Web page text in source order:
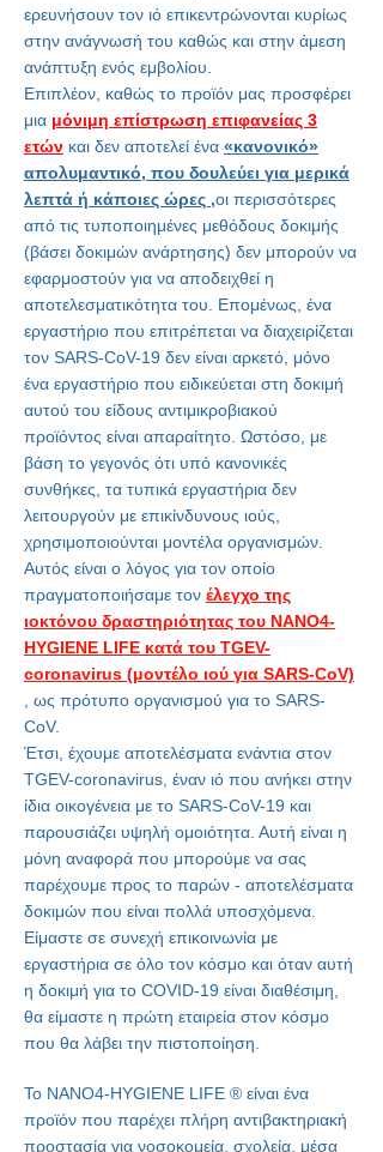
ερευνήσουν τον ιό επικεντρώνονται κυρίως
στην ανάγνωσή του καθώς και στην άμεση
ανάπτυξη ενός εμβολίου.
Επιπλέον, καθώς το προϊόν μας προσφέρει
μια μόνιμη επίστρωση επιφανείας 3
ετών και δεν αποτελεί ένα «κανονικό»
απολυμαντικό, που δουλεύει για μερικά
λεπτά ή κάποιες ώρες ,οι περισσότερες
από τις τυποποιημένες μεθόδους δοκιμής
(βάσει δοκιμών ανάρτησης) δεν μπορούν να
εφαρμοστούν για να αποδειχθεί η
αποτελεσματικότητα του. Επομένως, ένα
εργαστήριο που επιτρέπεται να διαχειρίζεται
τον SARS-CoV-19 δεν είναι αρκετό, μόνο
ένα εργαστήριο που ειδικεύεται στη δοκιμή
αυτού του είδους αντιμικροβιακού
προϊόντος είναι απαραίτητο. Ωστόσο, με
βάση το γεγονός ότι υπό κανονικές
συνθήκες, τα τυπικά εργαστήρια δεν
λειτουργούν με επικίνδυνους ιούς,
χρησιμοποιούνται μοντέλα οργανισμών.
Αυτός είναι ο λόγος για τον οποίο
πραγματοποιήσαμε τον έλεγχο της
ιοκτόνου δραστηριότητας του NANO4-
HYGIENE LIFE κατά του TGEV-
coronavirus (μοντέλο ιού για SARS-CoV)
, ως πρότυπο οργανισμού για το SARS-
CoV.
Έτσι, έχουμε αποτελέσματα ενάντια στον
TGEV-coronavirus, έναν ιό που ανήκει στην
ίδια οικογένεια με το SARS-CoV-19 και
παρουσιάζει υψηλή ομοιότητα. Αυτή είναι η
μόνη αναφορά που μπορούμε να σας
παρέχουμε προς το παρών - αποτελέσματα
δοκιμών που είναι πολλά υποσχόμενα.
Είμαστε σε συνεχή επικοινωνία με
εργαστήρια σε όλο τον κόσμο και όταν αυτή
η δοκιμή για το COVID-19 είναι διαθέσιμη,
θα είμαστε η πρώτη εταιρεία στον κόσμο
που θα λάβει την πιστοποίηση.
Το NANO4-HYGIENE LIFE ® είναι ένα
προϊόν που παρέχει πλήρη αντιβακτηριακή
προστασία για νοσοκομεία, σχολεία, μέσα